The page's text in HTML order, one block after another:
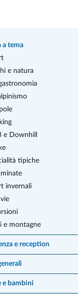
a tema
e natura
e Downhill
tipiche
invernali
e montagne
e reception
e bambini